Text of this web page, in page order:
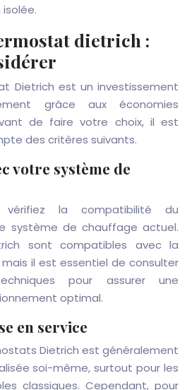
dietrich :
Dietrich est un investissement
grâce aux économies
de faire votre choix, il est
des critères suivants.
votre système de
la compatibilité du
système de chauffage actuel.
sont compatibles avec la
il est essentiel de consulter
pour assurer une
optimal.
en service
Dietrich est généralement
soi-même, surtout pour les
classiques. Cependant, pour